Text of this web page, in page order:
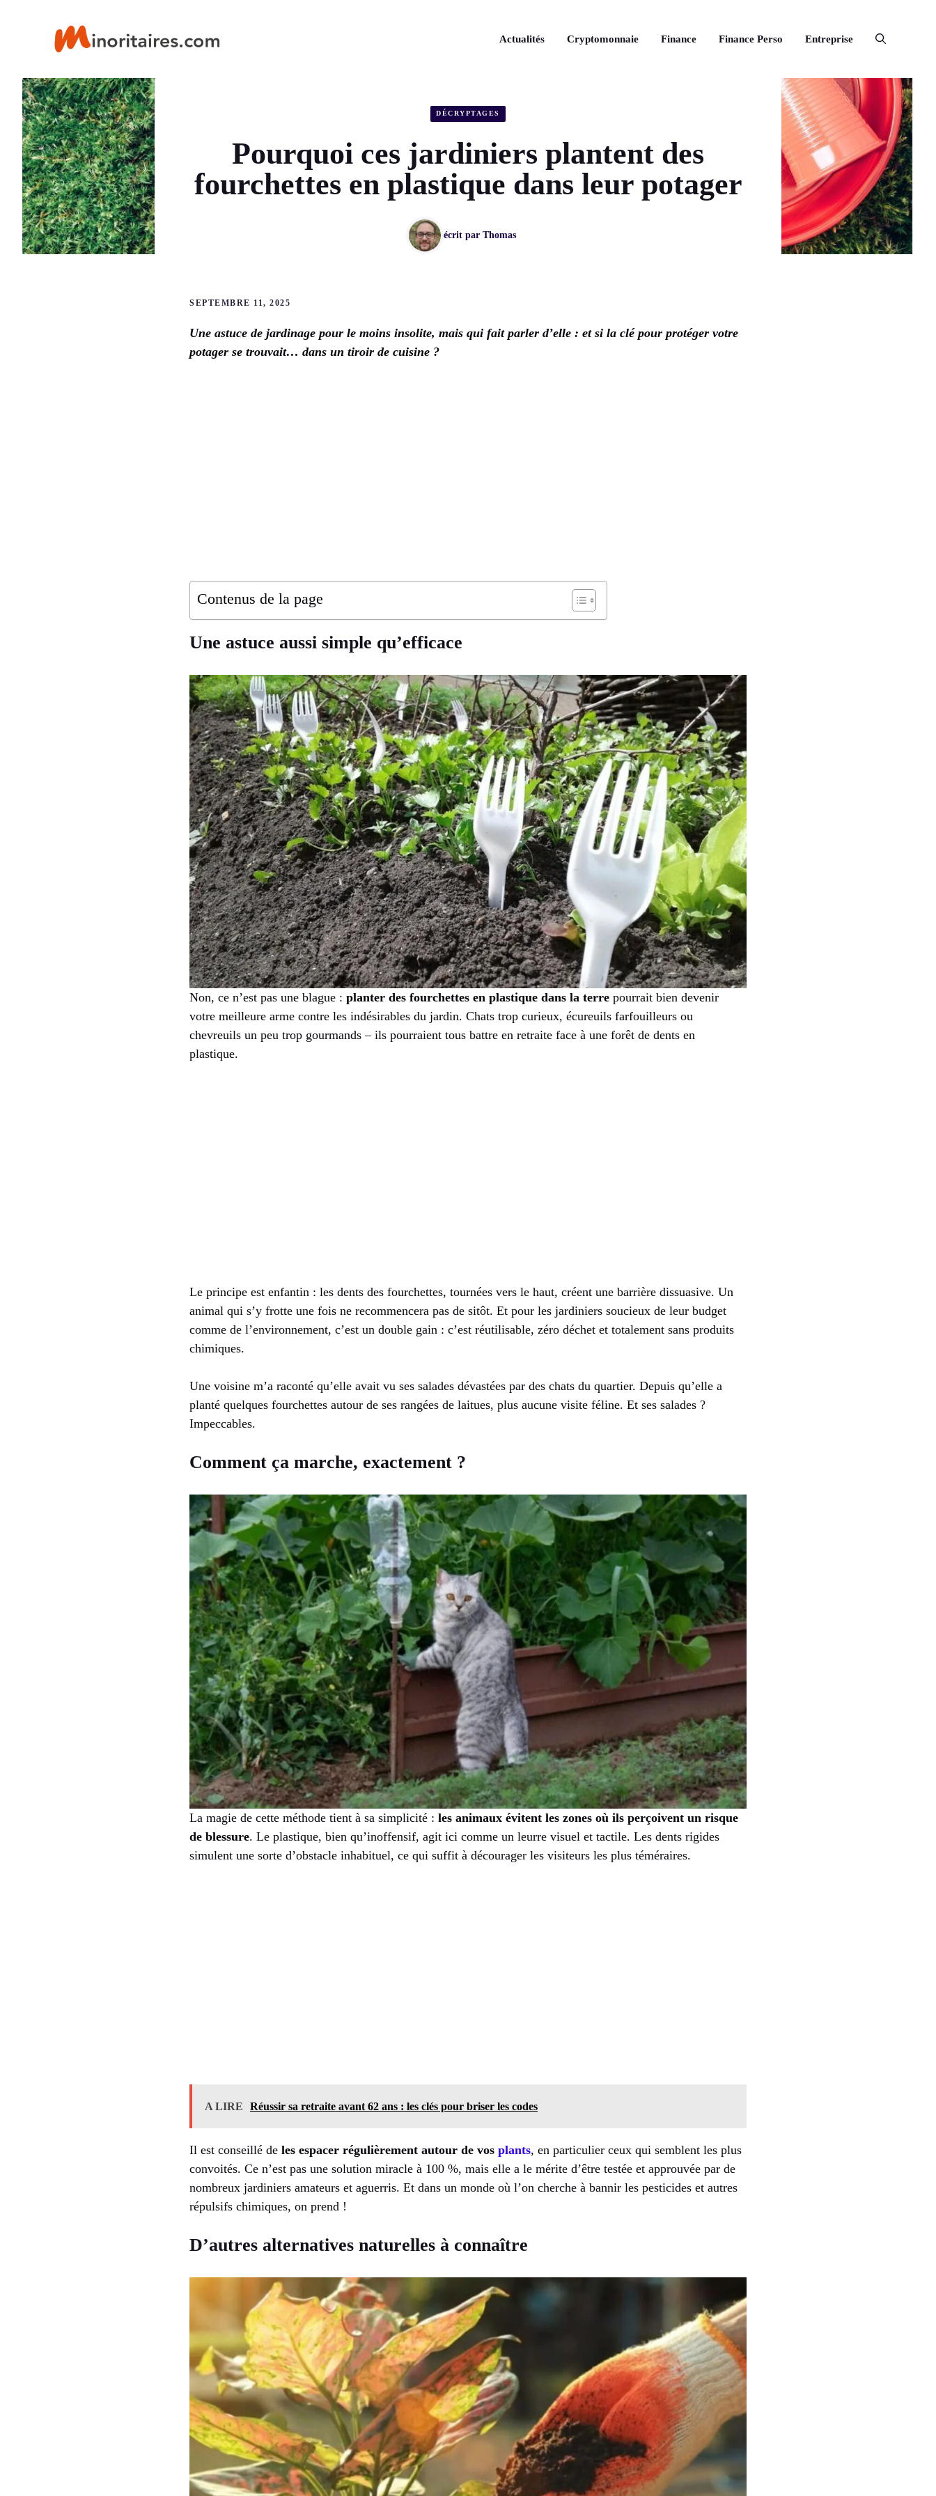
Actualités Cryptomonnaie Finance Finance Perso Entreprise
DÉCRYPTAGES
Pourquoi ces jardiniers plantent des
fourchettes en plastique dans leur potager
écrit par Thomas
SEPTEMBRE 11, 2025
Une astuce de jardinage pour le moins insolite, mais qui fait parler d’elle : et si la clé pour protéger votre
potager se trouvait… dans un tiroir de cuisine ?
Contenus de la page
Une astuce aussi simple qu’efficace
Non, ce n’est pas une blague : planter des fourchettes en plastique dans la terre pourrait bien devenir
votre meilleure arme contre les indésirables du jardin. Chats trop curieux, écureuils farfouilleurs ou
chevreuils un peu trop gourmands – ils pourraient tous battre en retraite face à une forêt de dents en
plastique.
Le principe est enfantin : les dents des fourchettes, tournées vers le haut, créent une barrière dissuasive. Un
animal qui s’y frotte une fois ne recommencera pas de sitôt. Et pour les jardiniers soucieux de leur budget
comme de l’environnement, c’est un double gain : c’est réutilisable, zéro déchet et totalement sans produits
chimiques.
Une voisine m’a raconté qu’elle avait vu ses salades dévastées par des chats du quartier. Depuis qu’elle a
planté quelques fourchettes autour de ses rangées de laitues, plus aucune visite féline. Et ses salades ?
Impeccables.
Comment ça marche, exactement ?
La magie de cette méthode tient à sa simplicité : les animaux évitent les zones où ils perçoivent un risque
de blessure. Le plastique, bien qu’inoffensif, agit ici comme un leurre visuel et tactile. Les dents rigides
simulent une sorte d’obstacle inhabituel, ce qui suffit à décourager les visiteurs les plus téméraires.
A LIRE Réussir sa retraite avant 62 ans : les clés pour briser les codes
Il est conseillé de les espacer régulièrement autour de vos plants, en particulier ceux qui semblent les plus
convoités. Ce n’est pas une solution miracle à 100 %, mais elle a le mérite d’être testée et approuvée par de
nombreux jardiniers amateurs et aguerris. Et dans un monde où l’on cherche à bannir les pesticides et autres
répulsifs chimiques, on prend !
D’autres alternatives naturelles à connaître